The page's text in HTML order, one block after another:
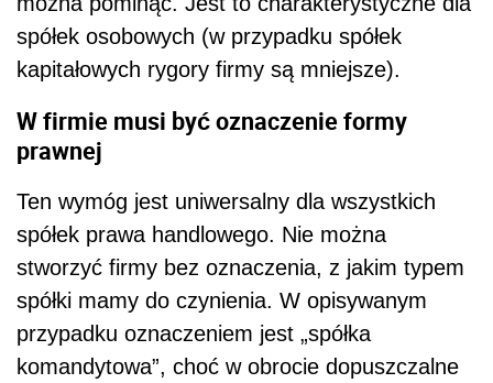
spółek osobowych (w przypadku spółek
kapitałowych rygory firmy są mniejsze).
W firmie musi być oznaczenie formy
prawnej
Ten wymóg jest uniwersalny dla wszystkich
spółek prawa handlowego. Nie można
stworzyć firmy bez oznaczenia, z jakim typem
spółki mamy do czynienia. W opisywanym
przypadku oznaczeniem jest „spółka
komandytowa”, choć w obrocie dopuszczalne